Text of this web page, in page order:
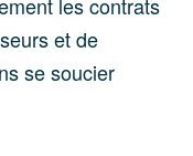
et de
se soucier